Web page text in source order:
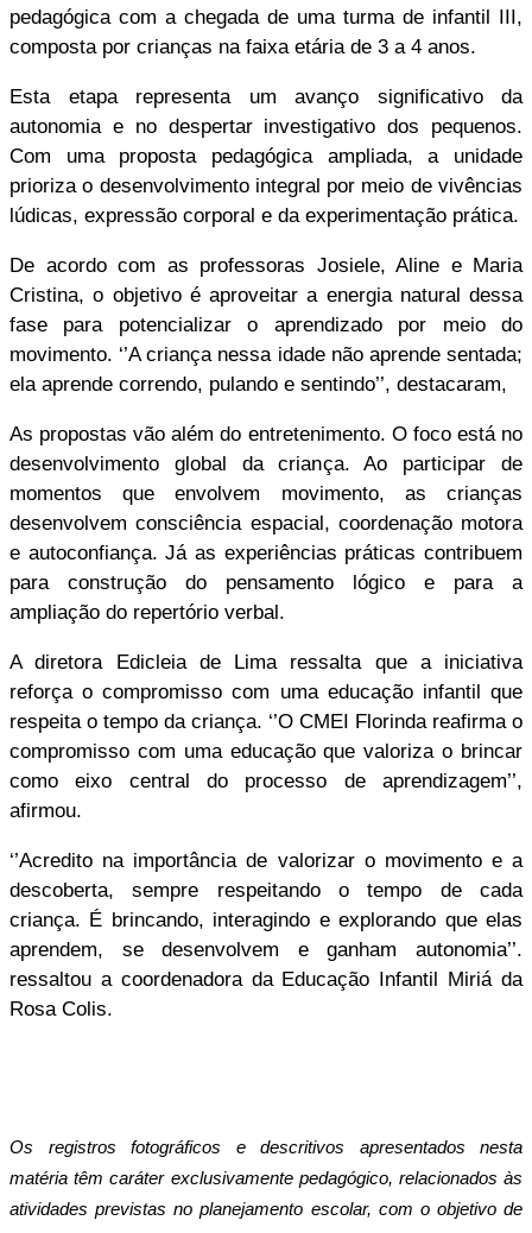
pedagógica com a chegada de uma turma de infantil III,
composta por crianças na faixa etária de 3 a 4 anos.
Esta etapa representa um avanço significativo da
autonomia e no despertar investigativo dos pequenos.
Com uma proposta pedagógica ampliada, a unidade
prioriza o desenvolvimento integral por meio de vivências
lúdicas, expressão corporal e da experimentação prática.
De acordo com as professoras Josiele, Aline e Maria
Cristina, o objetivo é aproveitar a energia natural dessa
fase para potencializar o aprendizado por meio do
movimento. ‘’A criança nessa idade não aprende sentada;
ela aprende correndo, pulando e sentindo’’, destacaram,
As propostas vão além do entretenimento. O foco está no
desenvolvimento global da criança. Ao participar de
momentos que envolvem movimento, as crianças
desenvolvem consciência espacial, coordenação motora
e autoconfiança. Já as experiências práticas contribuem
para construção do pensamento lógico e para a
ampliação do repertório verbal.
A diretora Edicleia de Lima ressalta que a iniciativa
reforça o compromisso com uma educação infantil que
respeita o tempo da criança. ‘’O CMEI Florinda reafirma o
compromisso com uma educação que valoriza o brincar
como eixo central do processo de aprendizagem’’,
afirmou.
‘’Acredito na importância de valorizar o movimento e a
descoberta, sempre respeitando o tempo de cada
criança. É brincando, interagindo e explorando que elas
aprendem, se desenvolvem e ganham autonomia’’.
ressaltou a coordenadora da Educação Infantil Miriá da
Rosa Colis.
Os registros fotográficos e descritivos apresentados nesta
matéria têm caráter exclusivamente pedagógico, relacionados às
atividades previstas no planejamento escolar, com o objetivo de